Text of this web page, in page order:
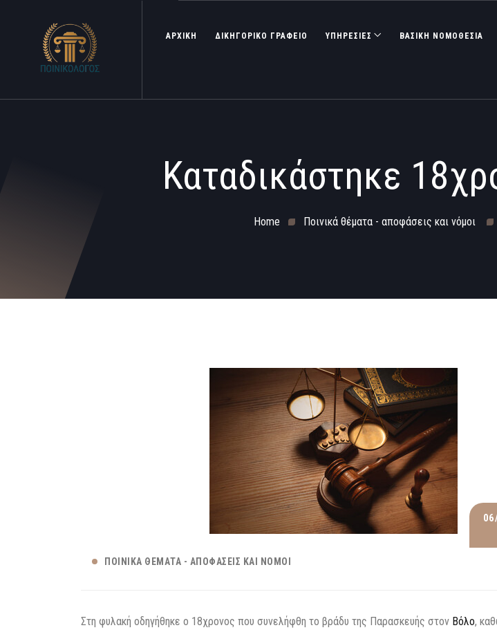
ΑΡΧΙΚΗ ΔΙΚΗΓΟΡΙΚΟ ΓΡΑΦΕΙΟ ΥΠΗΡΕΣΙΕΣ ΒΑΣΙΚΉ ΝΟΜΟΘΕΣΊΑ
Καταδικάστηκε
Home Ποινικά θέματα - αποφάσεις και νόμοι
ΠΟΙΝΙΚΆ ΘΈΜΑΤΑ - ΑΠΟΦΆΣΕΙΣ ΚΑΙ ΝΌΜΟΙ
Στη φυλακή οδηγήθηκε ο 18χρονος που συνελήφθη το βράδυ της Παρασκευής στον Βόλο,